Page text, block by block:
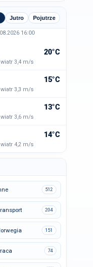
Jutro Pojutrze
16:00
20°C
wiatr 3,4 m/s
15°C
wiatr 3,3 m/s
13°C
wiatr 3,6 m/s
14°C
wiatr 4,2 m/s
512
204
151
74